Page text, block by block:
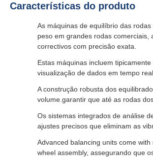
Características do produto
As máquinas de equilíbrio das
peso em grandes rodas
correctivos com precisão exata.
Estas máquinas incluem
visualização de dados em tempo
A construção robusta dos
volume.garantir que até as rodas
Os sistemas integrados de análise
ajustes precisos que eliminam as
Advanced balancing units come
wheel assembly, assegurando que